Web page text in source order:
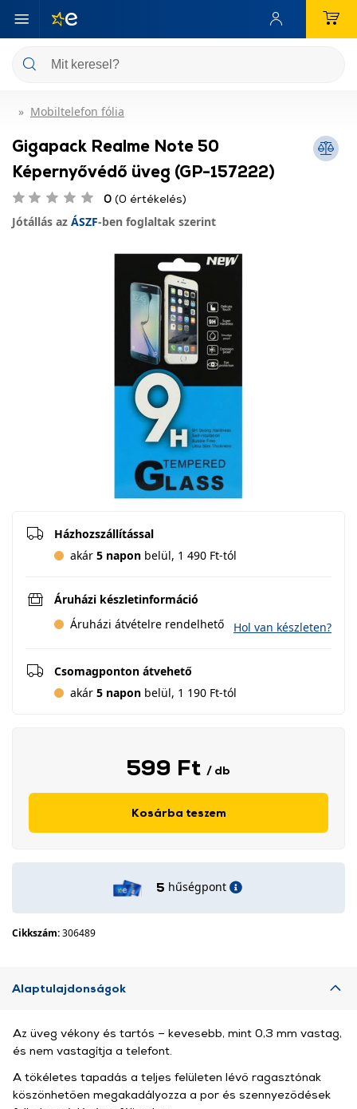
Mobiltelefon fólia
Gigapack Realme Note 50
Képernyővédő üveg (GP-157222)
0 (0 értékelés)
Jótállás az ÁSZF-ben foglaltak szerint
Házhozszállítással
akár 5 napon belül, 1 490 Ft-tól
Áruházi készletinformáció
Áruházi átvételre rendelhető
Hol van készleten?
Csomagponton átvehető
akár 5 napon belül, 1 190 Ft-tól
599 Ft / db
Kosárba teszem
5 hűségpont
Cikkszám:306489
Alaptulajdonságok
Az üveg vékony és tartós – kevesebb, mint 0,3 mm vastag,
és nem vastagítja a telefont.
A tökéletes tapadás a teljes felületen lévő ragasztónak
köszönhetően megakadályozza a por és szennyeződések